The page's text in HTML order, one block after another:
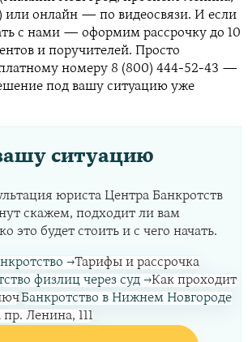
или онлайн — по видеосвязи. И если
с нами — оформим рассрочку до 10
и поручителей. Просто
номеру 8 (800) 444-52-43 —
под вашу ситуацию уже
ситуацию
юриста Центра Банкротств
скажем, подходит ли вам
это будет стоить и с чего начать.
→Тарифы и рассрочка
физлиц через суд →Как проходит
Банкротство в Нижнем Новгороде
Ленина, 111